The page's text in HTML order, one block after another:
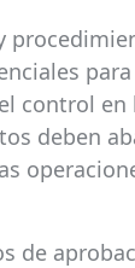
control en
deben
de